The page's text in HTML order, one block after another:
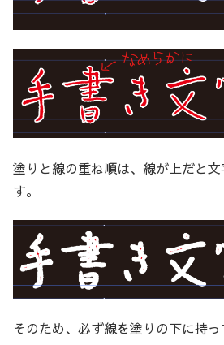
塗りと線の重ね順は、線が上だと
す。
そのため、必ず線を塗りの下に持っ